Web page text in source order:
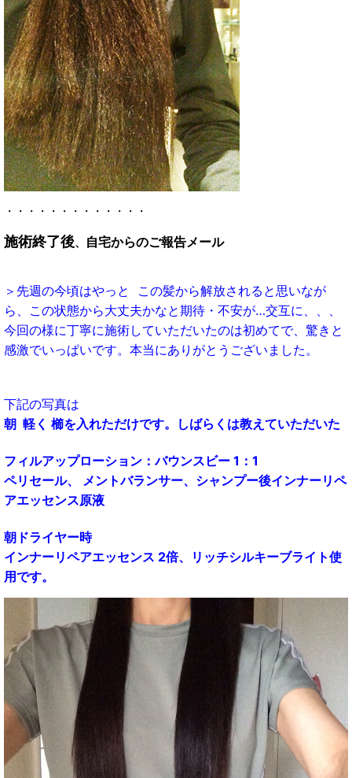
・・・・・・・・・・・・・
施術終了後、 自宅からのご報告メール
＞先週の今頃はやっと この髪から解放される と思いなが
ら、この状態から大丈夫かなと期待・不安が…交互に、、、
今回の様に丁寧に施術していただいたのは初めてで、驚きと
感激でいっぱいです。 本当にありがとうございました。
下記の写真は
朝 軽く 櫛を入れただけです。
しばらくは教えていただいた
フィルアップローション：バウンスビー 1：1
ペリセール、 メントバランサー、シャンプー後インナーリペ
アエッセンス原液
朝ドライヤー時
インナーリペアエッセンス 2倍、リッチシルキーブライト使
用です。